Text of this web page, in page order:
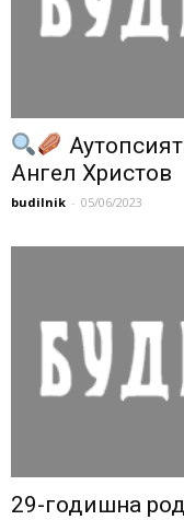
Ангел Христов
budilnik - 05/06/2023
29-годишна